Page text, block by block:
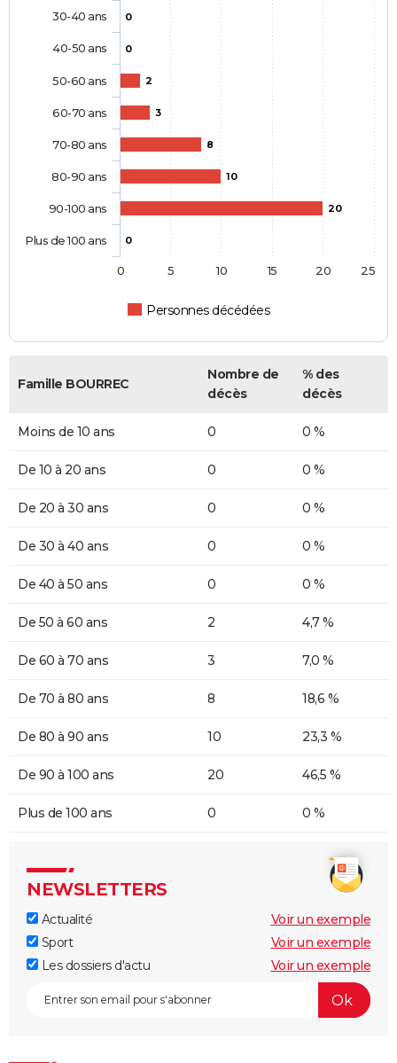
0
0
2
3
8
10
20
0
Personnes décédées
30-40 ans
40-50 ans
50-60 ans
60-70 ans
70-80 ans
80-90 ans
90-100 ans
Plus de 100 ans
0 5 10 15 20 25
Famille BOURREC
Nombre de
décès
% des
décès
Moins de 10 ans 0 0 %
De 10 à 20 ans 0 0 %
De 20 à 30 ans 0 0 %
De 30 à 40 ans 0 0 %
De 40 à 50 ans 0 0 %
De 50 à 60 ans 2 4,7 %
De 60 à 70 ans 3 7,0 %
De 70 à 80 ans 8 18,6 %
De 80 à 90 ans 10 23,3 %
De 90 à 100 ans 20 46,5 %
Plus de 100 ans 0 0 %
NEWSLETTERS
Actualité
Voir un exemple
Sport
Voir un exemple
Les dossiers d'actu
Voir un exemple